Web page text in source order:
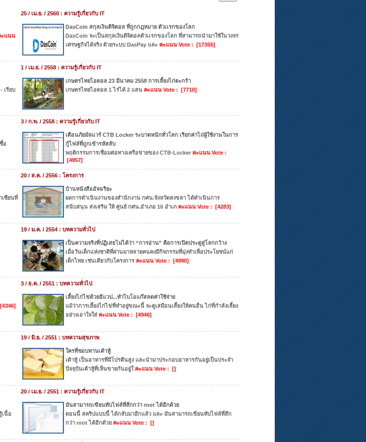
ะแนน
25 / เม.ย. / 2560 : ความรู้เกี่ยวกับ IT
DasCoin สกุลเงินดิจิตอล ที่ถูกกฎหมาย ตัวเเรกของโลก
DasCoin จะเป็นสกุลเงินดิจิตอลตัวเเรกของโลก ที่สามารถนำมาใช้ในวงจร
เศรษฐกิจได้จริง ด้วยระบบ DasPay และ คะแนน Vote : [17355]
เรียบ
1 / เม.ย. / 2558 : ความรู้เกี่ยวกับ IT
เกษตรไทยไอดอล 23 มีนาคม 2558 การเลี้ยงไก่ตะกร้า
เกษตรไทยไอดอล 1 ไร่ได้ 2 แสน คะแนน Vote : [7710]
อ
3 / ก.พ. / 2558 : ความรู้เกี่ยวกับ IT
เตือนภัยมัลแวร์ CTB Locker ระบาดหนักทั่วโลก เรียกค่าไถ่ผู้ใช้งานในการ
กู้ไฟล์ที่ถูกเข้ารหัสลับ
พฤติกรรมการเชื่อมต่อทางเครือข่ายของ CTB-Locker คะแนน Vote :
[4957]
เซียนที่
20 / ส.ค. / 2556 : โครงการ
บ้านหนังสืออัจฉริยะ
ผลการดำเนินงานของสำนักงาน กศน.จังหวัดสงขลา ได้ดำเนินการ
สนับสนุน ส่งเสริม ให้ ศูนย์ กศน.อำเภอ 16 อำเภ คะแนน Vote : [4283]
19 / ม.ค. / 2554 : บทความทั่วไป
เป็นความจริงที่ปฏิเสธไม่ได้ว่า “การอ่าน” คือการเปิดประตูสู่โลกกว้าง
เมื่อวันเด็กแห่งชาติที่ผ่านมาหลายคนคงมีกิจกรรมที่มุ่งทำเพื่อประโยชน์แก่
เด็กไทย เช่นเดียวกับโครงการ คะแนน Vote : [4990]
3 / ธ.ค. / 2551 : บทความทั่วไป
เลี้ยงไก่ไข่ด้วยอีแวป...ทำไบโอแก๊สลดค่าใช้จ่าย
แม้ว่าการเลี้ยงไก่ไข่ที่ทำอยู่ขณะนี้ จะดูเสมือนเลี้ยงให้คนอื่น ไก่ที่กำลังเลี้ยง
อย่างเอาใจใส่ คะแนน Vote : [4946]
19 / มิ.ย. / 2551 : บทความสุขภาพ
ใครที่ชอบทานเต้าหู้
เต้าหู้ เป็นอาหารที่มีโปรตีนสูง และนำมาประกอบอาหารกันอยู่เป็นประจำ
ปัจจุบันเต้าหู้ที่เห็นขายกันอยู่ใคะแนน Vote : []
เนื้อ
20 / เม.ย. / 2551 : ความรู้เกี่ยวกับ IT
มันสามารถเขียนทับไฟล์ที่ลึกกว่า root ได้อีกด้วย
ตอนนี้ สคริปแบบนี้ ได้กลับมาอีกแล้ว และ มันสามารถเขียนทับไฟล์ที่ลึก
กว่า root ได้อีกด้วย คะแนน Vote : []